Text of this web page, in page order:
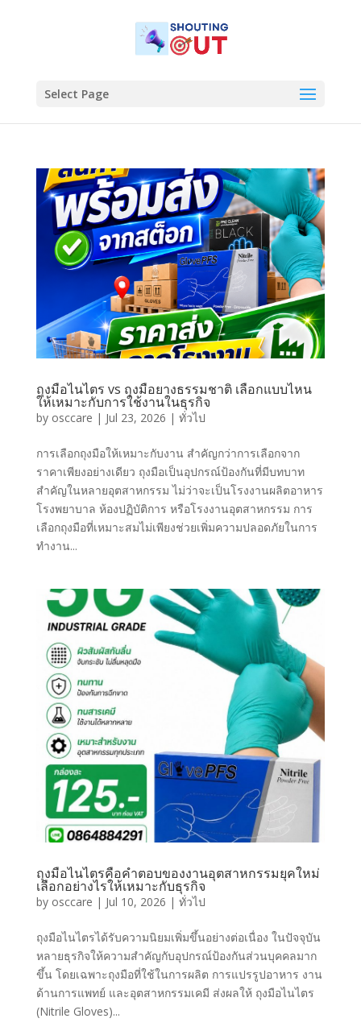
Select Page
ถุงมือไนไตร vs ถุงมือยางธรรมชาติ เลือกแบบไหน
ให้เหมาะกับการใช้งานในธุรกิจ
by osccare | Jul 23, 2026 | ทั่วไป
การเลือกถุงมือให้เหมาะกับงาน สำคัญกว่าการเลือกจาก
ราคาเพียงอย่างเดียว ถุงมือเป็นอุปกรณ์ป้องกันที่มีบทบาท
สำคัญในหลายอุตสาหกรรม ไม่ว่าจะเป็นโรงงานผลิตอาหาร
โรงพยาบาล ห้องปฏิบัติการ หรือโรงงานอุตสาหกรรม การ
เลือกถุงมือที่เหมาะสมไม่เพียงช่วยเพิ่มความปลอดภัยในการ
ทำงาน...
ถุงมือไนไตรคือคำตอบของงานอุตสาหกรรมยุคใหม่
เลือกอย่างไรให้เหมาะกับธุรกิจ
by osccare | Jul 10, 2026 | ทั่วไป
ถุงมือไนไตรได้รับความนิยมเพิ่มขึ้นอย่างต่อเนื่อง ในปัจจุบัน
หลายธุรกิจให้ความสำคัญกับอุปกรณ์ป้องกันส่วนบุคคลมาก
ขึ้น โดยเฉพาะถุงมือที่ใช้ในการผลิต การแปรรูปอาหาร งาน
ด้านการแพทย์ และอุตสาหกรรมเคมี ส่งผลให้ ถุงมือไนไตร
(Nitrile Gloves)...